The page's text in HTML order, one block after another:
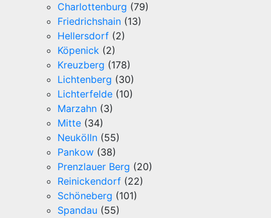
Charlottenburg (79)
Friedrichshain (13)
Hellersdorf (2)
Köpenick (2)
Kreuzberg (178)
Lichtenberg (30)
Lichterfelde (10)
Marzahn (3)
Mitte (34)
Neukölln (55)
Pankow (38)
Prenzlauer Berg (20)
Reinickendorf (22)
Schöneberg (101)
Spandau (55)